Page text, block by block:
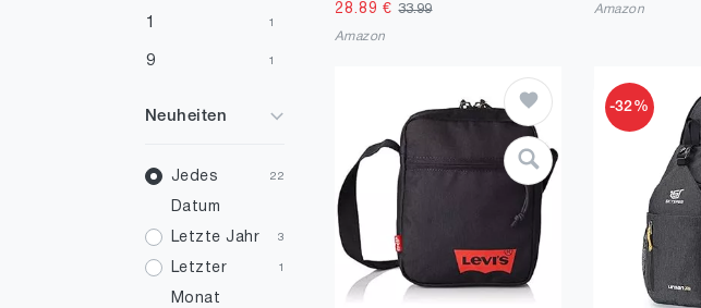
1 1
9 1
20 4
20.5
Neuheiten
Jedes
Datum
22
Letzte Jahr 3
Letzter
Monat
1
28.89 €33.99
Amazon
Amazon
-32%